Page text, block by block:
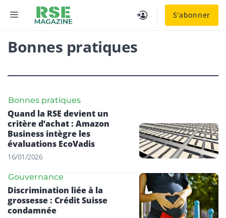
S'abonner
MENU
Bonnes pratiques
Bonnes pratiques
Quand la RSE devient un
critère d’achat : Amazon
Business intègre les
évaluations EcoVadis
16/01/2026
Gouvernance
Discrimination liée à la
grossesse : Crédit Suisse
condamnée